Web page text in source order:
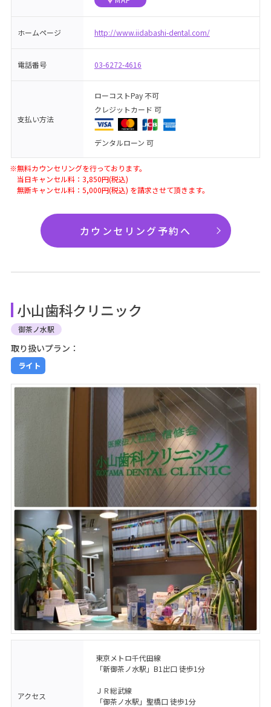
ホームページ http://www.iidabashi-dental.com/
電話番号 03-6272-4616
支払い方法
ローコストPay 不可
クレジットカード 可
デンタルローン 可
※無料カウンセリングを行っております。
当日キャンセル料：3,850円(税込)
無断キャンセル料：5,000円(税込) を請求させて頂きます。
カウンセリング予約へ
小山歯科クリニック
御茶ノ水駅
取り扱いプラン：
ライト
アクセス
東京メトロ千代田線
「新御茶ノ水駅」B1出口 徒歩1分
ＪＲ総武線
「御茶ノ水駅」聖橋口 徒歩1分